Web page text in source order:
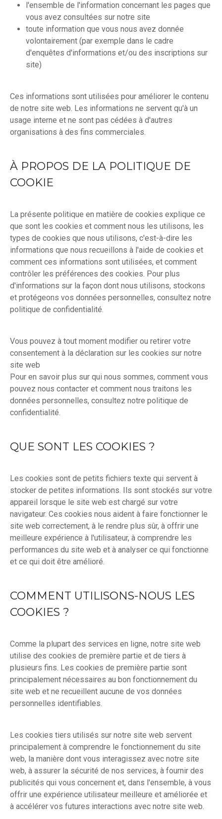
l'ensemble de l'information concernant les pages que
vous avez consultées sur notre site
toute information que vous nous avez donnée
volontairement (par exemple dans le cadre
d'enquêtes d'informations et/ou des inscriptions sur
site)
Ces informations sont utilisées pour améliorer le contenu
de notre site web. Les informations ne servent qu'à un
usage interne et ne sont pas cédées à d'autres
organisations à des fins commerciales.
À PROPOS DE LA POLITIQUE DE
COOKIE
La présente politique en matière de cookies explique ce
que sont les cookies et comment nous les utilisons, les
types de cookies que nous utilisons, c'est-à-dire les
informations que nous recueillons à l'aide de cookies et
comment ces informations sont utilisées, et comment
contrôler les préférences des cookies. Pour plus
d'informations sur la façon dont nous utilisons, stockons
et protégeons vos données personnelles, consultez notre
politique de confidentialité.
Vous pouvez à tout moment modifier ou retirer votre
consentement à la déclaration sur les cookies sur notre
site web
Pour en savoir plus sur qui nous sommes, comment vous
pouvez nous contacter et comment nous traitons les
données personnelles, consultez notre politique de
confidentialité.
QUE SONT LES COOKIES ?
Les cookies sont de petits fichiers texte qui servent à
stocker de petites informations. Ils sont stockés sur votre
appareil lorsque le site web est chargé sur votre
navigateur. Ces cookies nous aident à faire fonctionner le
site web correctement, à le rendre plus sûr, à offrir une
meilleure expérience à l'utilisateur, à comprendre les
performances du site web et à analyser ce qui fonctionne
et ce qui doit être amélioré.
COMMENT UTILISONS-NOUS LES
COOKIES ?
Comme la plupart des services en ligne, notre site web
utilise des cookies de première partie et de tiers à
plusieurs fins. Les cookies de première partie sont
principalement nécessaires au bon fonctionnement du
site web et ne recueillent aucune de vos données
personnelles identifiables.
Les cookies tiers utilisés sur notre site web servent
principalement à comprendre le fonctionnement du site
web, la manière dont vous interagissez avec notre site
web, à assurer la sécurité de nos services, à fournir des
publicités qui vous concernent et, dans l'ensemble, à vous
offrir une expérience utilisateur meilleure et améliorée et
à accélérer vos futures interactions avec notre site web.